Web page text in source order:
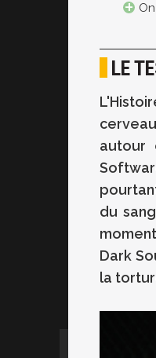
LE
autour
du
Dark
la